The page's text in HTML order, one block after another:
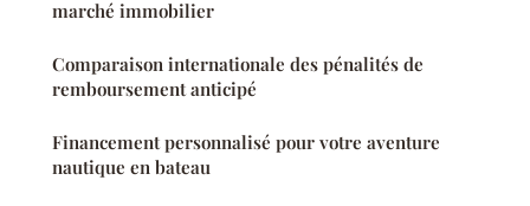
marché immobilier
Comparaison internationale des pénalités de
remboursement anticipé
Financement personnalisé pour votre aventure
nautique en bateau